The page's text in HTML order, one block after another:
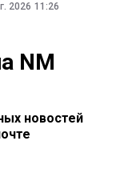
2026 11:26
NM
новостей